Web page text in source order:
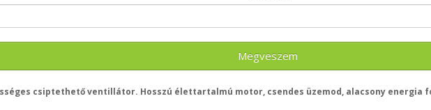
Megveszem
csiptethető ventillátor. Hosszú élettartalmú motor, csendes üzemod, alacsony energia